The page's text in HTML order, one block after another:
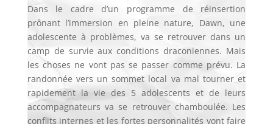
Dans le cadre d’un programme de réinsertion
prônant l’immersion en pleine nature, Dawn, une
adolescente à problèmes, va se retrouver dans un
camp de survie aux conditions draconiennes. Mais
les choses ne vont pas se passer comme prévu. La
randonnée vers un sommet local va mal tourner et
rapidement la vie des 5 adolescents et de leurs
accompagnateurs va se retrouver chamboulée. Les
conflits internes et les fortes personnalités vont faire